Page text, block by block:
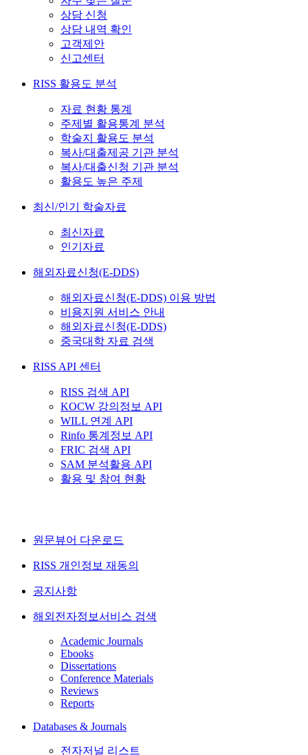
상담 신청
상담 내역 확인
고객제안
신고센터
RISS 활용도 분석
자료 현황 통계
주제별 활용통계 분석
학술지 활용도 분석
복사/대출제공 기관 분석
복사/대출신청 기관 분석
활용도 높은 주제
최신/인기 학술자료
최신자료
인기자료
해외자료신청(E-DDS)
해외자료신청(E-DDS) 이용 방법
비용지원 서비스 안내
해외자료신청(E-DDS)
중국대학 자료 검색
RISS API 센터
RISS 검색 API
KOCW 강의정보 API
WILL 연계 API
Rinfo 통계정보 API
FRIC 검색 API
SAM 분석활용 API
활용 및 참여 현황
원문뷰어 다운로드
RISS 개인정보 재동의
공지사항
해외전자정보서비스 검색
Academic Journals
Ebooks
Dissertations
Conference Materials
Reviews
Reports
Databases & Journals
전자저널 리스트